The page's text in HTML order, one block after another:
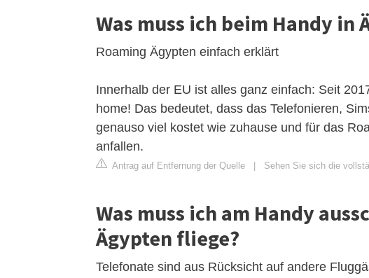
Was muss ich beim Handy in
Roaming Ägypten einfach erklärt
Innerhalb der EU ist alles ganz einfach: Seit
home! Das bedeutet, dass das Telefonieren,
genauso viel kostet wie zuhause und für das
anfallen.
Antrag auf Entfernung der Quelle Sehen Sie sich die
Was muss ich am Handy
Ägypten fliege?
Telefonate sind aus Rücksicht auf andere